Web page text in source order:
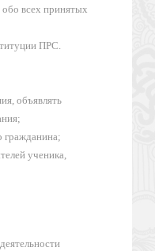
всех принятых
ПРС.
объявлять
гражданина;
ученика,